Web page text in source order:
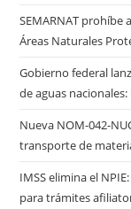
SEMARNAT prohíbe
Áreas Naturales
Gobierno federal
de aguas
Nueva NOM-042-
transporte de
IMSS elimina el
para trámites